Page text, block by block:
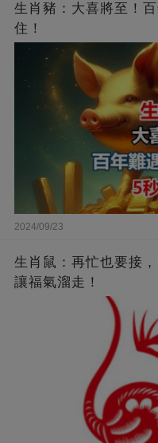
生肖豬：大喜將至！
住！
2024/09/23
生肖鼠：再忙也要接
讓福氣溜走！